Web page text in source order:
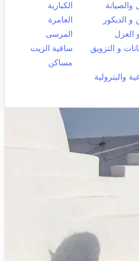
الكبارية
الديكور
العامرة
العزل
المرسى
و التزويق
ساقية الزيت
مساكن
والبترولية